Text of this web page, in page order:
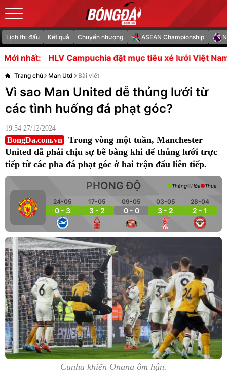
Lịch thi đấu Kết quả Chuyển nhượng ASEAN Championship
Mới nhất: đặt mục tiêu xé lưới Việt Nam tại Mỹ Đình
Trang chủ Man Utd Bài viết
Vì sao Man United dễ thủng lưới từ
các tình huống đá phạt góc?
19:54 27/12/2024
BongDa.com.vn
Trong vòng một tuần, Manchester
United đã phải chịu sự bẽ bàng khi để thủng lưới trực
tiếp từ các pha đá phạt góc ở hai trận đấu liên tiếp.
PHONG ĐỘ
24-05
0 - 3
17-05
3 - 2
09-05
0 - 0
03-05
3 - 2
28-04
2 - 1
Thắng Hòa Thua
Cunha khiến Onana ôm hận.